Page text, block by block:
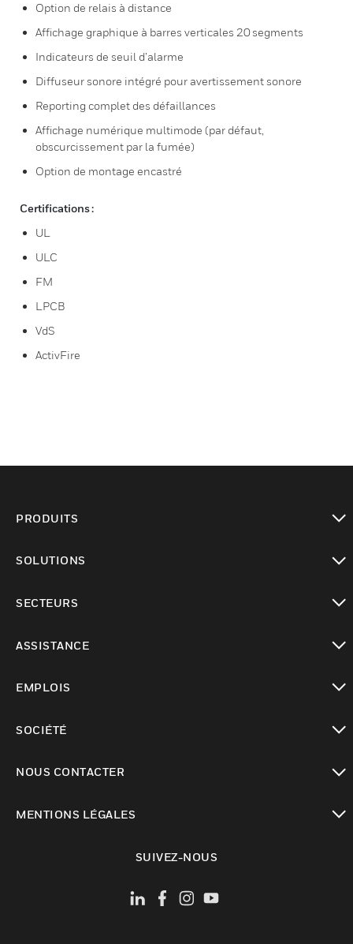
Option de relais à distance
Affichage graphique à barres verticales 20 segments
Indicateurs de seuil d’alarme
Diffuseur sonore intégré pour avertissement sonore
Reporting complet des défaillances
Affichage numérique multimode (par défaut,
obscurcissement par la fumée)
Option de montage encastré
Certifications :
UL
ULC
FM
LPCB
VdS
ActivFire
PRODUITS
SOLUTIONS
SECTEURS
ASSISTANCE
EMPLOIS
SOCIÉTÉ
NOUS CONTACTER
MENTIONS LÉGALES
SUIVEZ-NOUS